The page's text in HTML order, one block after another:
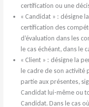
certification ou une
« Candidat » : désigne
certification des
d’évaluation dans les
le cas échéant, dans le
« Client » : désigne la
le cadre de son activité
partie aux présentes,
Candidat lui-même ou
Candidat. Dans le cas